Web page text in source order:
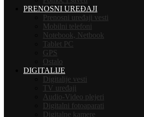
PRENOSNI UREĐAJI
Prenosni uređaji vesti
Mobilni telefoni
Notebook, Netbook
Tablet PC
GPS
Ostalo
DIGITALIJE
Digitalije vesti
TV uređaji
Audio-Video plejeri
Digitalni fotoaparati
Digitalne kamere